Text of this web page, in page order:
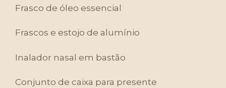
Frasco de óleo essencial
Frascos e estojo de alumínio
Inalador nasal em bastão
Conjunto de caixa para presente